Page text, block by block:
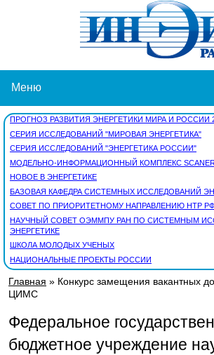
Меню
ПРОГНОЗ РАЗВИТИЯ ЭНЕРГЕТИКИ МИРА И РОССИИ
СЕРИЯ ИССЛЕДОВАНИЙ "МИРОВАЯ ЭНЕРГЕТИКА"
СЕРИЯ ИССЛЕДОВАНИЙ "ЭНЕРГЕТИКА РОССИИ"
МОДЕЛЬНО-ИНФОРМАЦИОННЫЙ КОМПЛЕКС
НОВОЕ В ЭНЕРГЕТИКЕ
БАЗОВАЯ КАФЕДРА СИСТЕМНЫХ ИССЛЕДОВАНИЙ
СОВЕТ ПО ПРИОРИТЕТНОМУ НАПРАВЛЕНИЮ НТР РФ
НАУЧНЫЙ СОВЕТ ОЭММПУ РАН ПО СИСТЕМНЫМ
ЭНЕРГЕТИКЕ
ШКОЛА МОЛОДЫХ УЧЕНЫХ
НАЦИОНАЛЬНЫЕ ПРОЕКТЫ РОССИИ
Главная » Конкурс замещения вакантных
ЦИМС
Федеральное
бюджетное учреждение